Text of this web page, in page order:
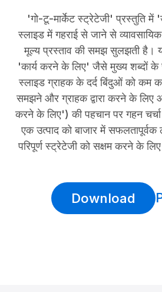
'गो-टू-मार्केट स्ट्रेटेजी' प्रस्तुति में
स्लाइड में गहराई से जाने से
मूल्य प्रस्ताव की समझ सुलझती है।
'कार्य करने के लिए' जैसे मुख्य शब्दों के
स्लाइड ग्राहक के दर्द बिंदुओं को कम
समझने और ग्राहक द्वारा करने के लिए
करने के लिए') की पहचान पर गहन
एक उत्पाद को बाजार में
परिपूर्ण स्ट्रेटेजी को सक्षम करने के
Download